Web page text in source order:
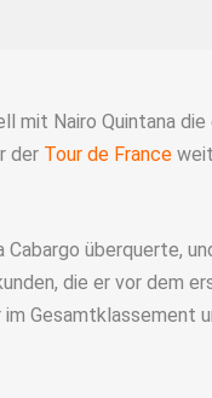
mit Nairo Quintana
der Tour de France
Cabargo überquerte,
die er vor dem
Gesamtklassement